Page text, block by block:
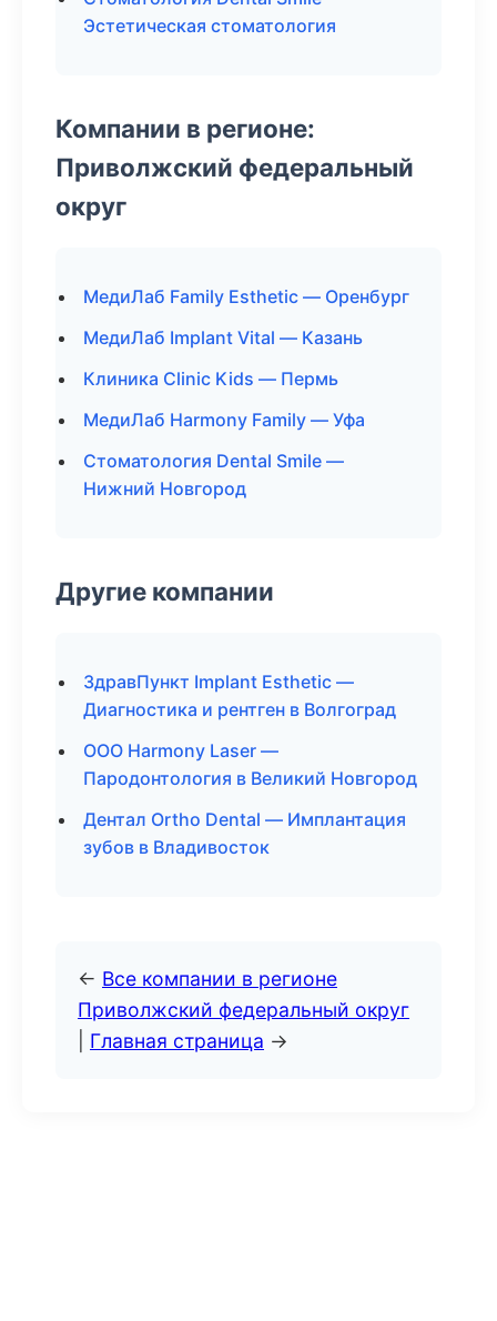
Эстетическая стоматология
Компании в регионе:
Приволжский федеральный
округ
МедиЛаб Family Esthetic — Оренбург
МедиЛаб Implant Vital — Казань
Клиника Clinic Kids — Пермь
МедиЛаб Harmony Family — Уфа
Стоматология Dental Smile —
Нижний Новгород
Другие компании
ЗдравПункт Implant Esthetic —
Диагностика и рентген в Волгоград
ООО Harmony Laser —
Пародонтология в Великий Новгород
Дентал Ortho Dental — Имплантация
зубов в Владивосток
← Все компании в регионе
Приволжский федеральный округ
Главная страница →